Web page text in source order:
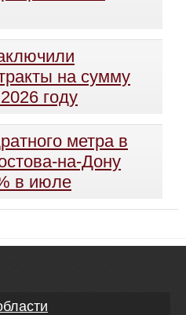
на сумму
году
метра в
на-Дону
в июле